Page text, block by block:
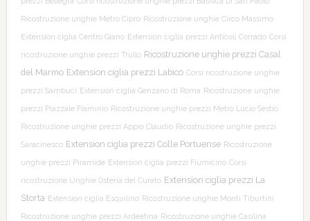
Ricostruzione unghie Metro Cipro Ricostruzione unghie Circo Massimo
Extension ciglia Centro Giano Extension ciglia prezzi Anticoli Corrado Corsi
ricostruzione unghie prezzi Trullo Ricostruzione unghie prezzi Casal
del Marmo Extension ciglia prezzi Labico Corsi ricostruzione unghie
prezzi Sambuci Extension ciglia Genzano di Roma Ricostruzione unghie
prezzi Piazzale Flaminio Ricostruzione unghie prezzi Metro Lucio Sestio
Ricostruzione unghie prezzi Appio Claudio Ricostruzione unghie prezzi
Saracinesco Extension ciglia prezzi Colle Portuense Ricostruzione
unghie prezzi Piramide Extension ciglia prezzi Fiumicino Corsi
ricostruzione Unghie Osteria del Curato Extension ciglia prezzi La
Storta Extension ciglia Esquilino Ricostruzione unghie Monti Tiburtini
Ricostruzione unghie prezzi Ardeatina Ricostruzione unghie Casilina